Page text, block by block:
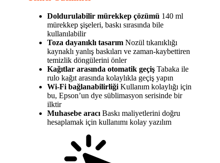
Doldurulabilir mürekkep çözümü 140 ml
mürekkep şişeleri, baskı sırasında bile
kullanılabilir
Toza dayanıklı tasarım Nozül tıkanıklığı
kaynaklı yanlış baskıları ve zaman-kaybettiren
temizlik döngülerini önler
Kağıtlar arasında otomatik geçiş Tabaka ile
rulo kağıt arasında kolaylıkla geçiş yapın
Wi-Fi bağlanabilirliği Kullanım kolaylığı için
bu, Epson’un dye süblimasyon serisinde bir
ilktir
Muhasebe aracı Baskı maliyetlerini doğru
hesaplamak için kullanımı kolay yazılım